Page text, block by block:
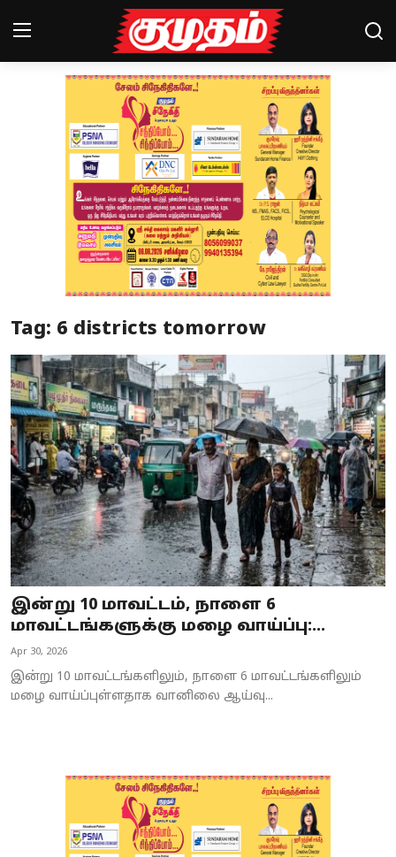
Magazines
Special Story
Business
Crime
Tamilnadu
National
World
Astrology
Spirituality
Weather
Tag: 6 districts tomorrow
இன்று 10 மாவட்டம், நாளை 6
மாவட்டங்களுக்கு மழை வாய்ப்பு:...
Apr 30, 2026
இன்று 10 மாவட்டங்களிலும், நாளை 6 மாவட்டங்களிலும்
மழை வாய்ப்புள்ளதாக வானிலை ஆய்வு...